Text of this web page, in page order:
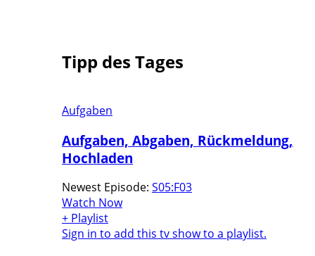
Tipp des Tages
Aufgaben
Aufgaben, Abgaben, Rückmeldung,
Hochladen
Newest Episode: S05:F03
Watch Now
+ Playlist
Sign in to add this tv show to a playlist.